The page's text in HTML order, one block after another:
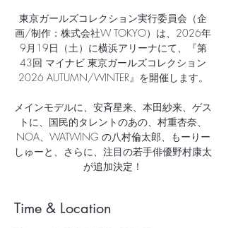
東京ガールズコレクション実⾏委員会（企
画/制作：株式会社W TOKYO）は、2026年
9⽉19⽇（⼟）に横浜アリーナにて、『第
43回 マイナビ 東京ガールズコレクション
2026 AUTUMN/WINTER』を開催します。
メインモデルに、安⻫星来、本⽥紗来、ゲス
トに、国⺠的タレントのあの、村重杏奈、
NOA、WATWING の⼋村倫太郎、もーりー
しゅーと、さらに、注⽬の若⼿俳優野村康太
が追加決定！
Time & Location